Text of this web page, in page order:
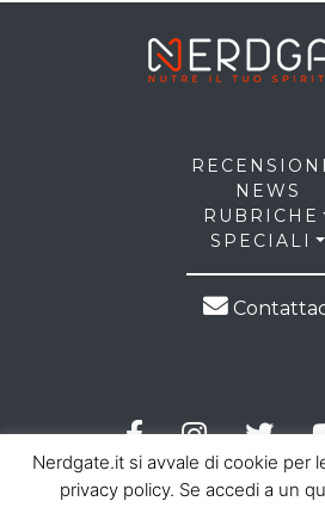
RECENSIONI
NEWS
RUBRICHE
SPECIALI
Nerdgate.it si avvale di cookie per
privacy policy. Se accedi a un